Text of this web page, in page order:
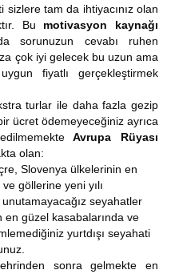
sizlere tam da ihtiyacınız olan
Bu motivasyon kaynağı
sorunuzun cevabı ruhen
çok iyi gelecek bu uzun ama
fiyatlı gerçekleştirmek
turlar ile daha fazla gezip
ücret ödemeyeceğiniz ayrıca
Avrupa Rüyası
olan:
Slovenya ülkelerinin en
göllerine yeni yılı
seyahatler
en güzel kasabalarında ve
yurtdışı seyahati
sonra gelmekte en